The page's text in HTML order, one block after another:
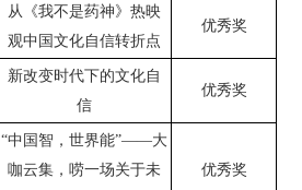
从《我不是药神》热映
观中国文化自信转折点
优秀奖
新改变时代下的文化自
信
优秀奖
“中国智，世界能”——大
咖云集，唠一场关于未
优秀奖